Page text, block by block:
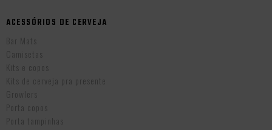
ACESSÓRIOS DE CERVEJA
Bar Mats
Camisetas
Kits e copos
Kits de cerveja pra presente
Growlers
Porta copos
Porta tampinhas